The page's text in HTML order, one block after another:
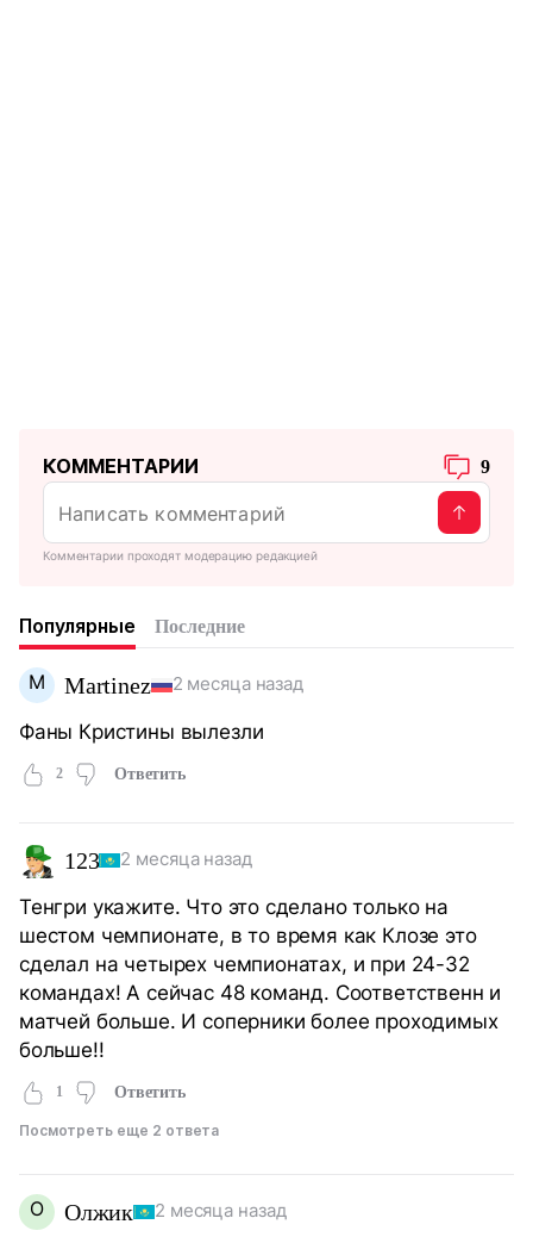
КОММЕНТАРИИ 9
Комментарии проходят модерацию редакцией
Популярные Последние
M Martinez 2 месяца назад
Фаны Кристины вылезли
2 Ответить
123 2 месяца назад
Тенгри укажите. Что это сделано только на
шестом чемпионате, в то время как Клозе это
сделал на четырех чемпионатах, и при 24-32
командах! А сейчас 48 команд. Соответственн и
матчей больше. И соперники более проходимых
больше!!
1 Ответить
Посмотреть еще 2 ответа
О Олжик 2 месяца назад